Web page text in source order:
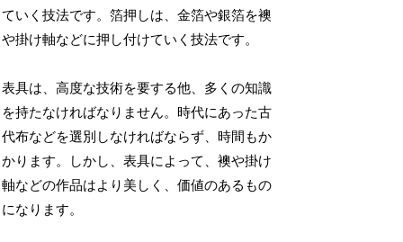
ていく技法です。箔押しは、金箔や銀箔を襖
や掛け軸などに押し付けていく技法です。
表具は、高度な技術を要する他、多くの知識
を持たなければなりません。時代にあった古
代布などを選別しなければならず、時間もか
かります。しかし、表具によって、襖や掛け
軸などの作品はより美しく、価値のあるもの
になります。